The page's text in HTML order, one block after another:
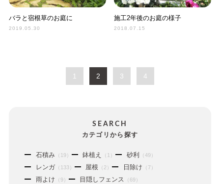
バラと宿根草のお庭に
2019.05.30
施工2年後のお庭の様子
2018.07.15
1 2 3 4
SEARCH
カテゴリから探す
石積み（19） 鉢植え （1） 砂利 （49）
レンガ（133） 屋根 （2） 日除け （7）
雨よけ （9） 目隠しフェンス （69）